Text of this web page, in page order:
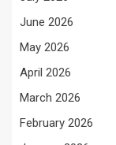
June 2026
May 2026
April 2026
March 2026
February 2026